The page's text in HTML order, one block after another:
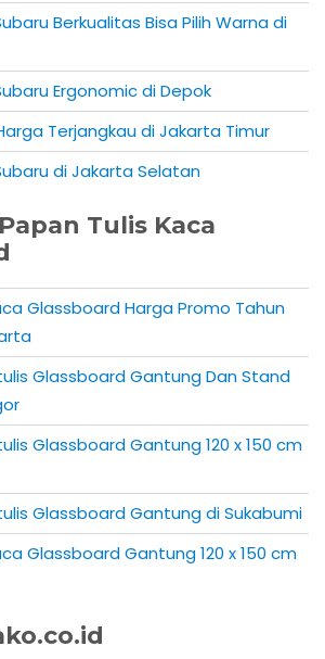
Berkualitas Bisa Pilih Warna di
Ergonomic di Depok
Terjangkau di Jakarta Timur
di Jakarta Selatan
Tulis Kaca
Glassboard Harga Promo Tahun
Glassboard Gantung Dan Stand
Glassboard Gantung 120 x 150 cm
Glassboard Gantung di Sukabumi
Glassboard Gantung 120 x 150 cm